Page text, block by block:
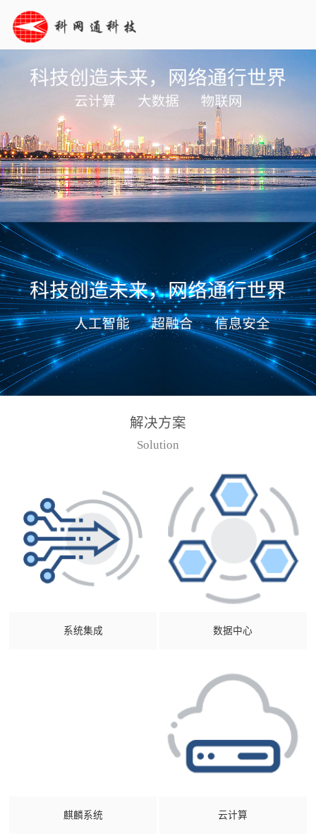
解决方案
Solution
系统集成 数据中心
麒麟系统 云计算